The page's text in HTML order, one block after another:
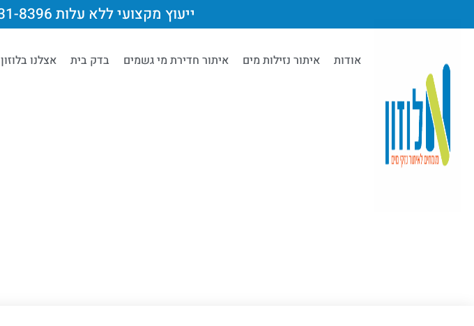
ייעוץ מקצועי ללא עלות 052-831-8396
אודות איתור נזילות מים איתור חדירת מי גשמים בדק בית אצלנו בלוזון